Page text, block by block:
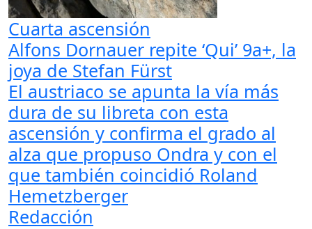
Cuarta ascensión
Alfons Dornauer repite ‘Qui’ 9a+, la
joya de Stefan Fürst
El austriaco se apunta la vía más
dura de su libreta con esta
ascensión y confirma el grado al
alza que propuso Ondra y con el
que también coincidió Roland
Hemetzberger
Redacción